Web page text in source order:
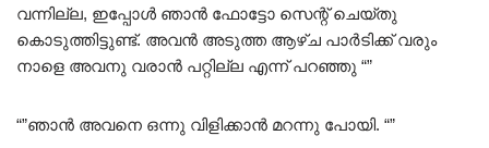
വന്നില്ല, ഇപ്പോൾ ഞാൻ ഫോട്ടോ സെന്റ് ചെയ്തു
കൊടുത്തിട്ടുണ്ട്. അവൻ അടുത്ത ആഴ്ച പാർടിക്ക് വരും
നാളെ അവനു വരാൻ പറ്റില്ല എന്ന് പറഞ്ഞു “”
“”ഞാൻ അവനെ ഒന്നു വിളിക്കാൻ മറന്നു പോയി. “”